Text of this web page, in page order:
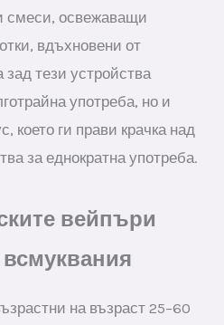
смеси, освежаващи
вдъхновени от
зад тези устройства
употреба, но и
което ги прави крачка над
за еднократна употреба.
вейпъри
на възраст 25–60